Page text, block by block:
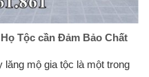
Tộc cần Đảm Bảo Chất
lăng mộ gia tộc là một trong